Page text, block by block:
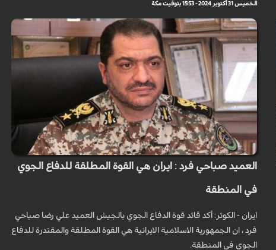
الخميس 31 أكتوبر 2024 - 15:53 بتوقيت مكة
العميد صباحي فرد : ايران هي القوة المطلقة للدفاع الجوي
في المنطقة
ايران - الكوثر: أكد قائد قوة الدفاع الجوي بالجيش العميد علي رضا صباحي
فرد ، ان الجمهورية الاسلامية الايرانية هي القوة المطلقة والمقتدرة للدفاع
الجوي في المنطقة.